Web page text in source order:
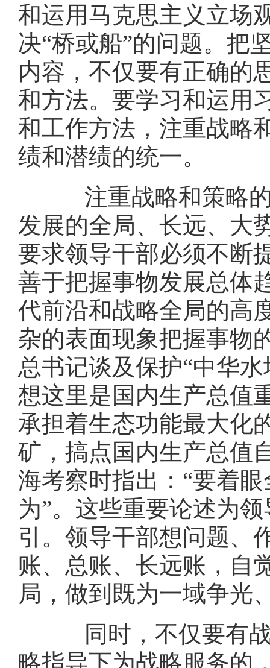
和运用马克思主义立场
决“桥或船”的问题。把
内容，不仅要有正确的
和方法。要学习和运用
和工作方法，注重战略
绩和潜绩的统一。
注重战略和策略的
发展的全局、长远、大
要求领导干部必须不断
善于把握事物发展总体
代前沿和战略全局的高
杂的表面现象把握事物
总书记谈及保护“中华
想这里是国内生产总值
承担着生态功能最大化
矿，搞点国内生产总值
海考察时指出：“要着
为”。这些重要论述为
引。领导干部想问题、
账、总账、长远账，自
局，做到既为一域争光
同时，不仅要有战
略指导下为战略服务的